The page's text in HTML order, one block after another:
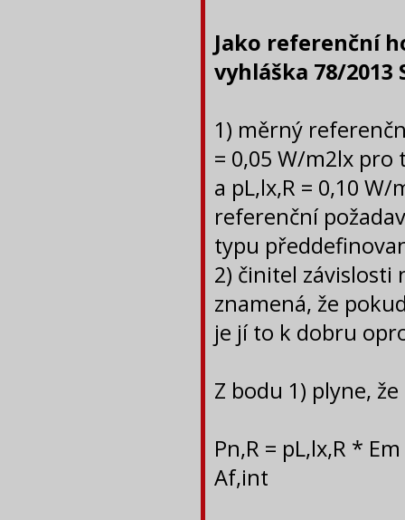
Jako referenční
vyhláška 78/2013
1) měrný
= 0,05 W/m2lx pro
a pL,lx,R = 0,10
referenční
typu
2) činitel závislosti
znamená, že
je jí to k dobru
Z bodu 1) plyne,
Pn,R = pL,lx,R *